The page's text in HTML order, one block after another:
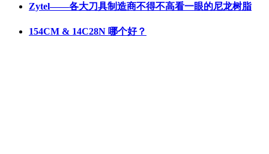
Zytel——各大刀具制造商不得不高看一眼的尼龙树脂
154CM & 14C28N 哪个好？